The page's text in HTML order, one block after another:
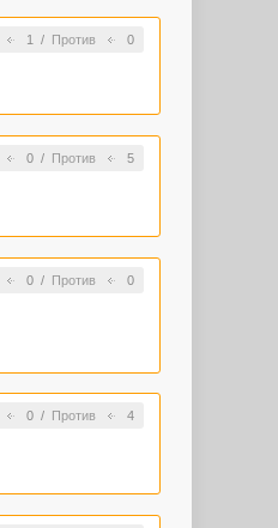
1 / Против 0
0/ Против 5
0/ Против 0
0/ Против 4